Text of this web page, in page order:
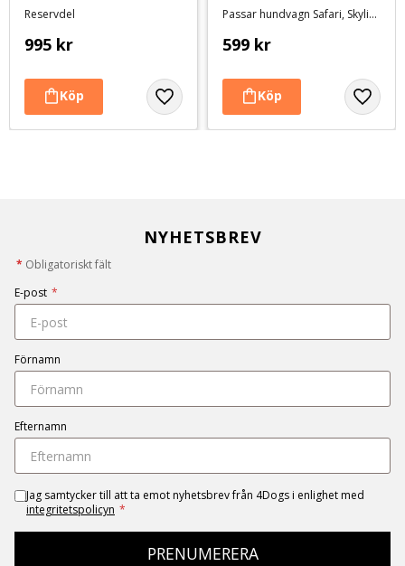
Reservdel
995 kr
Passar hundvagn Safari, Skyline och Silver Wing
599 kr
NYHETSBREV
* Obligatoriskt fält
E-post *
Förnamn
Efternamn
Jag samtycker till att ta emot nyhetsbrev från 4Dogs i enlighet med
integritetspolicyn *
PRENUMERERA